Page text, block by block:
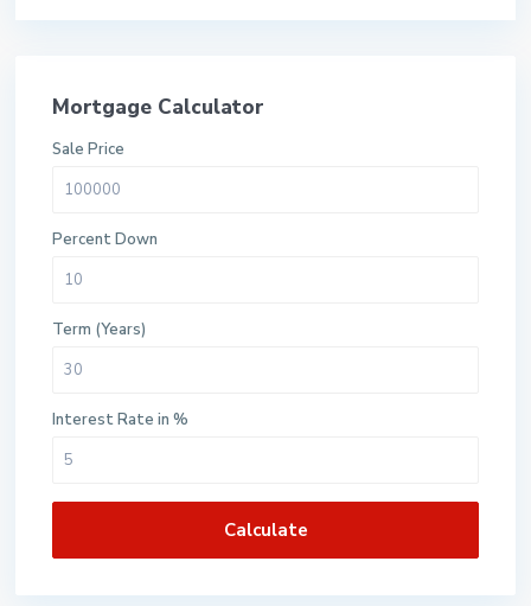
Mortgage Calculator
Sale Price
Percent Down
Term (Years)
Interest Rate in %
Calculate